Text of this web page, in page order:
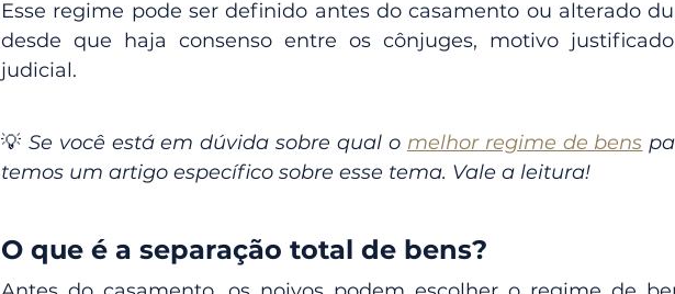
Esse regime pode ser definido antes do casamento ou alterado
desde que haja consenso entre os cônjuges, motivo
judicial.
💡 Se você está em dúvida sobre qual o melhor regime de bens
temos um artigo específico sobre esse tema. Vale a leitura!
O que é a separação total de bens?